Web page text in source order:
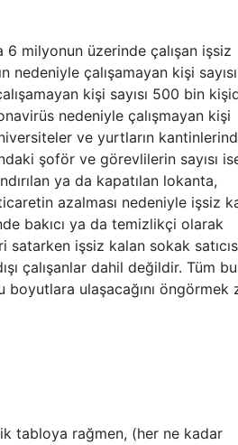
6 milyonun üzerinde çalışan işsiz
çalışamayan kişi sayısı
kişi sayısı 500 bin
nedeniyle çalışmayan kişi
ve yurtların
şoför ve görevlilerin sayısı
ya da kapatılan lokanta,
azalması nedeniyle işsiz
bakıcı ya da temizlikçi olarak
satarken işsiz kalan sokak
çalışanlar dahil değildir. Tüm
ulaşacağını öngörmek
tabloya rağmen, (her ne kadar